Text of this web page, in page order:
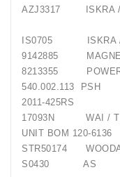
AZJ3317
IS0705
9142885
8213355
540.002.113
2011-
17093N WAI /
UNIT BOM 120-
STR50174
S0430 AS